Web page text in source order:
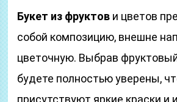
Букет из фруктов и цветов
собой композицию, внешне
цветочную. Выбрав
будете полностью уверены,
присутствуют яркие краски и